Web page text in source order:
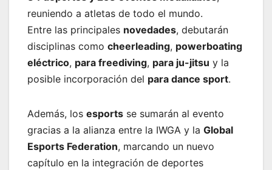
reuniendo a atletas de todo el mundo.
Entre las principales novedades, debutarán
disciplinas como cheerleading, powerboating
eléctrico, para freediving, para ju-jitsu y la
posible incorporación del para dance sport.
Además, los esports se sumarán al evento
gracias a la alianza entre la IWGA y la Global
Esports Federation, marcando un nuevo
capítulo en la integración de deportes